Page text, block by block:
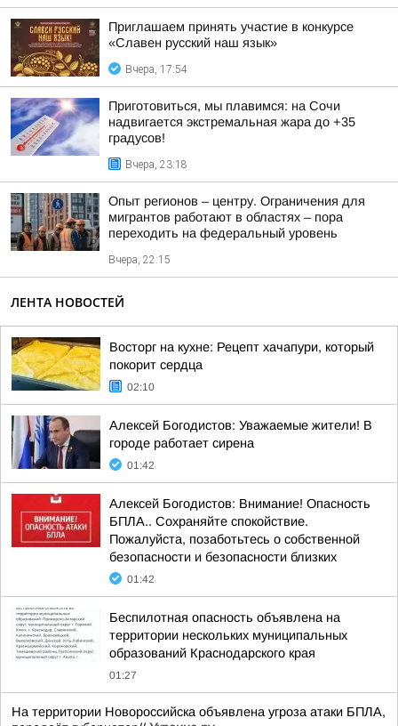
Приглашаем принять участие в конкурсе
«Славен русский наш язык»
Вчера, 17:54
Приготовиться, мы плавимся: на Сочи
надвигается экстремальная жара до +35
градусов!
Вчера, 23:18
Опыт регионов – центру. Ограничения для
мигрантов работают в областях – пора
переходить на федеральный уровень
Вчера, 22:15
ЛЕНТА НОВОСТЕЙ
Восторг на кухне: Рецепт хачапури, который
покорит сердца
02:10
Алексей Богодистов: Уважаемые жители! В
городе работает сирена
01:42
Алексей Богодистов: Внимание! Опасность
БПЛА.. Сохраняйте спокойствие.
Пожалуйста, позаботьтесь о собственной
безопасности и безопасности близких
01:42
Беспилотная опасность объявлена на
территории нескольких муниципальных
образований Краснодарского края
01:27
На территории Новороссийска объявлена угроза атаки БПЛА,